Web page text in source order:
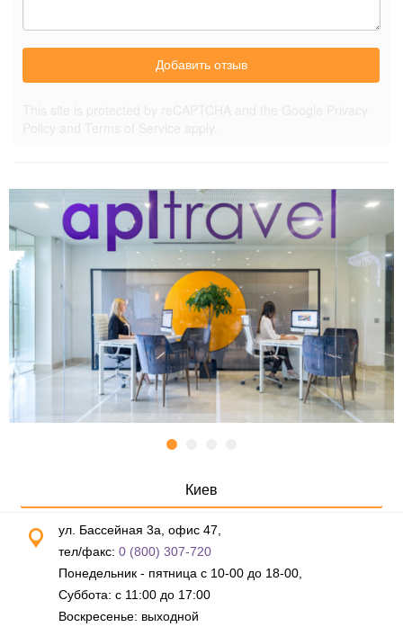
Добавить отзыв
Киев
ул. Бассейная 3а, офис 47,
тел/факс: 0 (800) 307-720
Понедельник - пятница с 10-00 до 18-00,
Суббота: с 11:00 до 17:00
Воскресенье: выходной